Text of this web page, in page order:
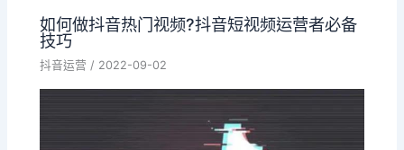
如何做抖音热门视频?抖音短视频运营者必备
技巧
抖音运营 / 2022-09-02